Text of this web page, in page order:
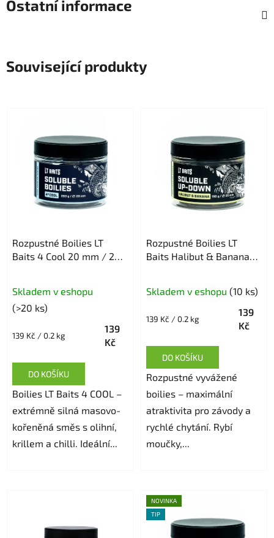
Ostatní informace
Související produkty
Rozpustné Boilies LT
Baits 4 Cool 20 mm / 200
Skladem v eshopu
(>20 ks)
139
Kč
Měrná
139 Kč / 0.2 kg
DO KOŠÍKU
Boilies LT Baits 4 COOL –
extrémně silná masovo-
kořeněná směs s olihní,
krillem a chilli. Ideální...
Rozpustné Boilies LT
Baits Halibut & Banana
Skladem v eshopu (10 ks)
139
Kč
Měrná
139 Kč / 0.2 kg
DO KOŠÍKU
Rozpustné vyvážené
boilies – maximální
atraktivita pro závody a
rychlé chytání. Rybí
moučky,...
NOVINKA
TIP